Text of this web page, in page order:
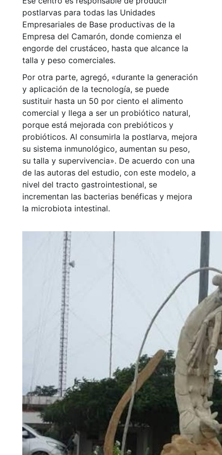
postlarvas para todas las Unidades
Empresariales de Base productivas de la
Empresa del Camarón, donde comienza el
engorde del crustáceo, hasta que alcance la
talla y peso comerciales.
Por otra parte, agregó, «durante la generación
y aplicación de la tecnología, se puede
sustituir hasta un 50 por ciento el alimento
comercial y llega a ser un probiótico natural,
porque está mejorada con prebióticos y
probióticos. Al consumirla la postlarva, mejora
su sistema inmunológico, aumentan su peso,
su talla y supervivencia». De acuerdo con una
de las autoras del estudio, con este modelo, a
nivel del tracto gastrointestional, se
incrementan las bacterias benéficas y mejora
la microbiota intestinal.